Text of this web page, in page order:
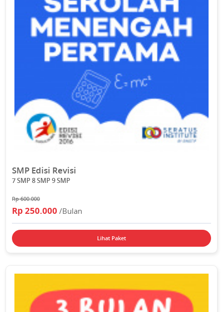
SMP Edisi Revisi
7 SMP 8 SMP 9 SMP
Rp 600.000
Rp 250.000/Bulan
Lihat Paket